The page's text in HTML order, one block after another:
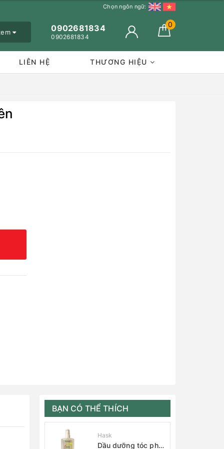
Chọn ngôn ngữ:
0902681834
0902681834
0
LIÊN HỆ THƯƠNG HIỆU
BẠN CÓ THỂ THÍCH
Hask
Dầu dưỡng tóc phục